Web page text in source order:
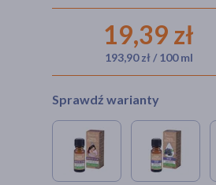
19,39 zł
193,90 zł / 100 ml
Sprawdź warianty